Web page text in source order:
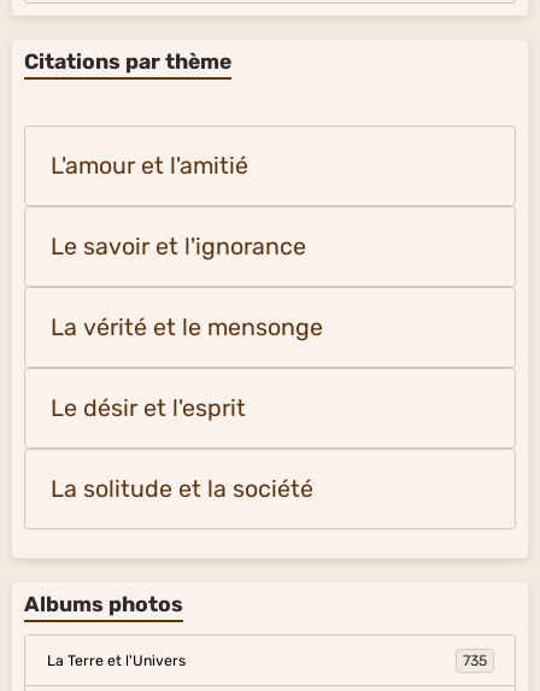
Citations par thème
L'amour et l'amitié
Le savoir et l'ignorance
La vérité et le mensonge
Le désir et l'esprit
La solitude et la société
Albums photos
La Terre et l'Univers 735